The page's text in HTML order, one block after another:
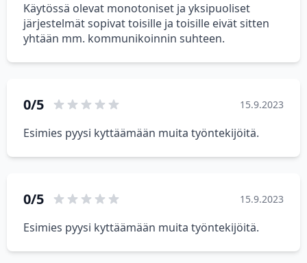
Käytössä olevat monotoniset ja yksipuoliset
järjestelmät sopivat toisille ja toisille eivät sitten
yhtään mm. kommunikoinnin suhteen.
0/5 15.9.2023
Esimies pyysi kyttäämään muita työntekijöitä.
0/5 15.9.2023
Esimies pyysi kyttäämään muita työntekijöitä.